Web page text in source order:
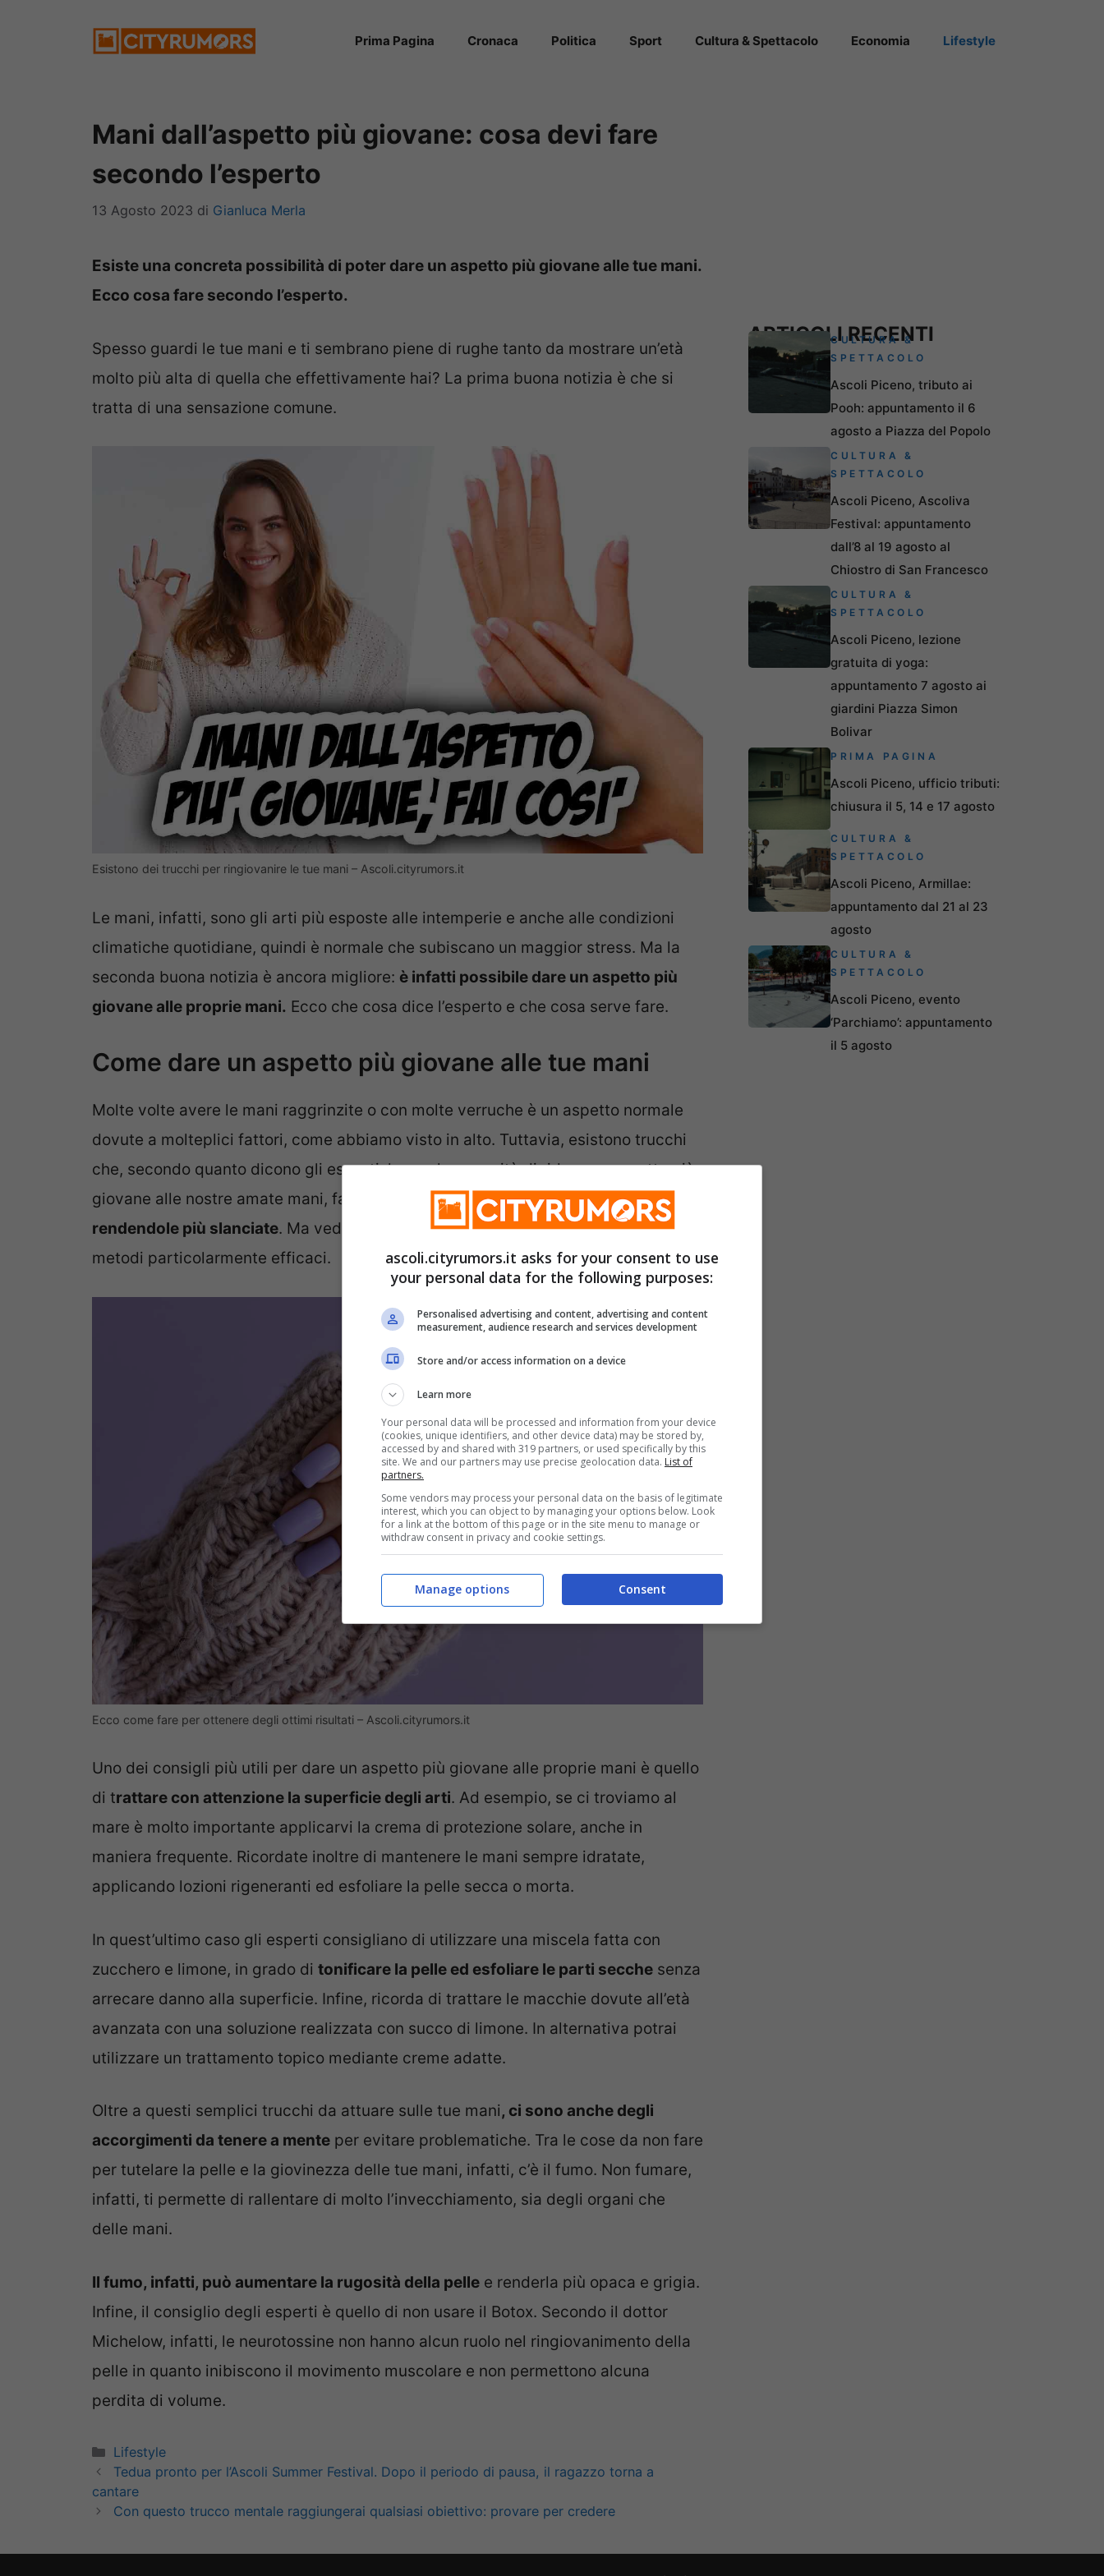
Prima Pagina Cronaca Politica Sport Cultura & Spettacolo Economia Lifestyle
Mani dall’aspetto più giovane: cosa devi fare
secondo l’esperto
13 Agosto 2023 di Gianluca Merla
Esiste una concreta possibilità di poter dare un aspetto più giovane alle tue mani.
Ecco cosa fare secondo l’esperto.
Spesso guardi le tue mani e ti sembrano piene di rughe tanto da mostrare un’età
molto più alta di quella che effettivamente hai? La prima buona notizia è che si
tratta di una sensazione comune.
Esistono dei trucchi per ringiovanire le tue mani – Ascoli.cityrumors.it
Le mani, infatti, sono gli arti più esposte alle intemperie e anche alle condizioni
climatiche quotidiane, quindi è normale che subiscano un maggior stress. Ma la
seconda buona notizia è ancora migliore: è infatti possibile dare un aspetto più
giovane alle proprie mani. Ecco che cosa dice l’esperto e che cosa serve fare.
Come dare un aspetto più giovane alle tue mani
Molte volte avere le mani raggrinzite o con molte verruche è un aspetto normale
dovute a molteplici fattori, come abbiamo visto in alto. Tuttavia, esistono trucchi
che, secondo quanto dicono gli esperti, hanno la capacità di ridare un aspetto più
giovane alle nostre amate mani, facendo recuperare loro molti anni di giovinezza e
rendendole più slanciate. Ma vediamo insieme in che cosa consistono questi
metodi particolarmente efficaci.
Ecco come fare per ottenere degli ottimi risultati – Ascoli.cityrumors.it
Uno dei consigli più utili per dare un aspetto più giovane alle proprie mani è quello
di trattare con attenzione la superficie degli arti. Ad esempio, se ci troviamo al
mare è molto importante applicarvi la crema di protezione solare, anche in
maniera frequente. Ricordate inoltre di mantenere le mani sempre idratate,
applicando lozioni rigeneranti ed esfoliare la pelle secca o morta.
In quest’ultimo caso gli esperti consigliano di utilizzare una miscela fatta con
zucchero e limone, in grado di tonificare la pelle ed esfoliare le parti secche senza
arrecare danno alla superficie. Infine, ricorda di trattare le macchie dovute all’età
avanzata con una soluzione realizzata con succo di limone. In alternativa potrai
utilizzare un trattamento topico mediante creme adatte.
Oltre a questi semplici trucchi da attuare sulle tue mani, ci sono anche degli
accorgimenti da tenere a mente per evitare problematiche. Tra le cose da non fare
per tutelare la pelle e la giovinezza delle tue mani, infatti, c’è il fumo. Non fumare,
infatti, ti permette di rallentare di molto l’invecchiamento, sia degli organi che
delle mani.
Il fumo, infatti, può aumentare la rugosità della pelle e renderla più opaca e grigia.
Infine, il consiglio degli esperti è quello di non usare il Botox. Secondo il dottor
Michelow, infatti, le neurotossine non hanno alcun ruolo nel ringiovanimento della
pelle in quanto inibiscono il movimento muscolare e non permettono alcuna
perdita di volume.
Categorie
Lifestyle
Tedua pronto per l’Ascoli Summer Festival. Dopo il periodo di pausa, il ragazzo torna a
cantare
Con questo trucco mentale raggiungerai qualsiasi obiettivo: provare per credere
ARTICOLI RECENTI
CULTURA &
SPETTACOLO
Ascoli Piceno, tributo ai
Pooh: appuntamento il 6
agosto a Piazza del Popolo
CULTURA &
SPETTACOLO
Ascoli Piceno, Ascoliva
Festival: appuntamento
dall’8 al 19 agosto al
Chiostro di San Francesco
CULTURA &
SPETTACOLO
Ascoli Piceno, lezione
gratuita di yoga:
appuntamento 7 agosto ai
giardini Piazza Simon
Bolivar
PRIMA PAGINA
Ascoli Piceno, ufficio tributi:
chiusura il 5, 14 e 17 agosto
CULTURA &
SPETTACOLO
Ascoli Piceno, Armillae:
appuntamento dal 21 al 23
agosto
CULTURA &
SPETTACOLO
Ascoli Piceno, evento
‘Parchiamo’: appuntamento
il 5 agosto
ascoli.cityrumors.it asks for your consent to use
your personal data for the following purposes:
Personalised advertising and content, advertising and content
measurement, audience research and services development
Store and/or access information on a device
Learn more
Your personal data will be processed and information from your device
(cookies, unique identifiers, and other device data) may be stored by,
accessed by and shared with 319 partners, or used specifically by this
site. We and our partners may use precise geolocation data. List of
partners.
Some vendors may process your personal data on the basis of legitimate
interest, which you can object to by managing your options below. Look
for a link at the bottom of this page or in the site menu to manage or
withdraw consent in privacy and cookie settings.
Consent
Manage options